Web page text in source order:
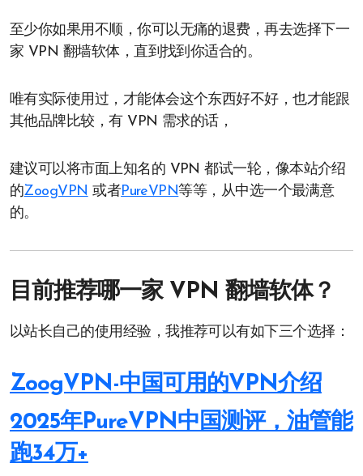
至少你如果用不顺，你可以无痛的退费，再去选择下一
家 VPN 翻墙软体，直到找到你适合的。
唯有实际使用过，才能体会这个东西好不好，也才能跟
其他品牌比较，有 VPN 需求的话，
建议可以将市面上知名的 VPN 都试一轮，像本站介绍
的ZoogVPN 或者PureVPN等等，从中选一个最满意
的。
目前推荐哪一家 VPN 翻墙软体？
以站长自己的使用经验，我推荐可以有如下三个选择：
ZoogVPN-中国可用的VPN介绍
2025年PureVPN中国测评，油管能
跑34万+